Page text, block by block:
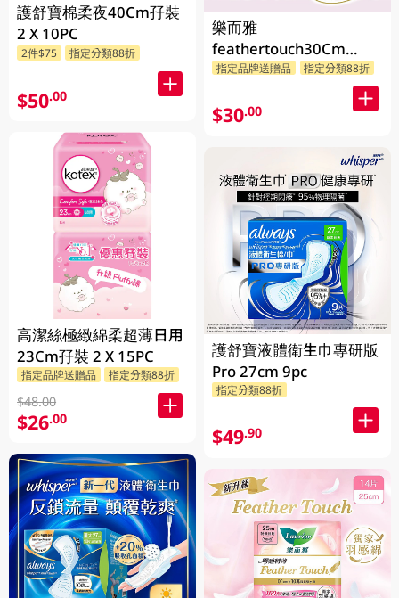
護舒寶棉柔夜40Cm孖裝
2 X 10PC
2件$75 指定分類88折
$50.00
高潔絲極緻綿柔超薄日用
23Cm孖裝 2 X 15PC
指定品牌送贈品 指定分類88折
$48.00
$26.00
樂而雅
feathertouch30Cm
12PC
指定品牌送贈品 指定分類88折
$30.00
護舒寶液體衛生巾專研版
Pro 27cm 9pc
指定分類88折
$49.90